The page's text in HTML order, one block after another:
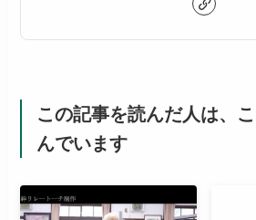
この記事を読んだ人は、
んでいます